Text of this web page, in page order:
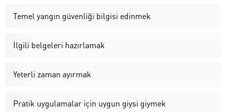
Temel yangın güvenliği bilgisi edinmek
İlgili belgeleri hazırlamak
Yeterli zaman ayırmak
Pratik uygulamalar için uygun giysi giymek